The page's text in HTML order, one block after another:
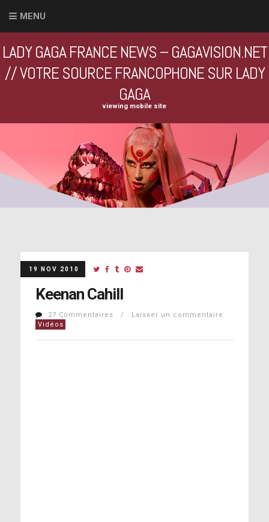
MENU
LADY GAGA FRANCE NEWS – GAGAVISION.NET
// VOTRE SOURCE FRANCOPHONE SUR LADY
GAGA
viewing mobile site
19 NOV 2010
Keenan Cahill
27 Commentaires / Laisser un commentaire
Vidéos